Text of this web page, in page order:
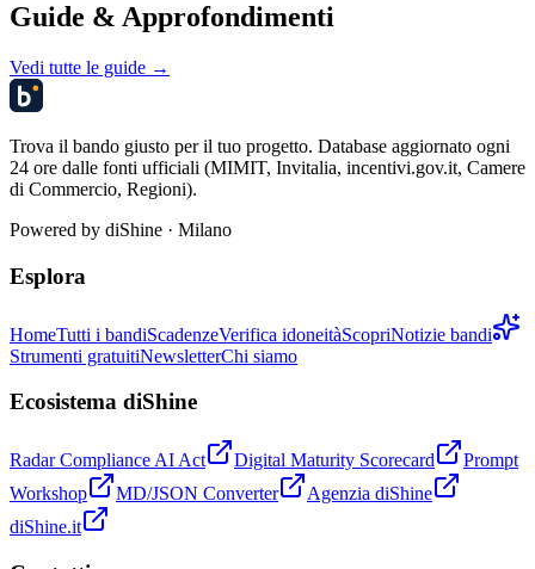
Guide & Approfondimenti
Vedi tutte le guide →
Trova il bando giusto per il tuo progetto. Database aggiornato ogni
24 ore dalle fonti ufficiali (MIMIT, Invitalia, incentivi.gov.it, Camere
di Commercio, Regioni).
Powered by diShine · Milano
Esplora
HomeTutti i bandiScadenzeVerifica idoneitàScopriNotizie bandi
Strumenti gratuitiNewsletterChi siamo
Ecosistema diShine
Radar Compliance AI Act Digital Maturity Scorecard
Prompt
Workshop
MD/JSON Converter
Agenzia diShine
diShine.it